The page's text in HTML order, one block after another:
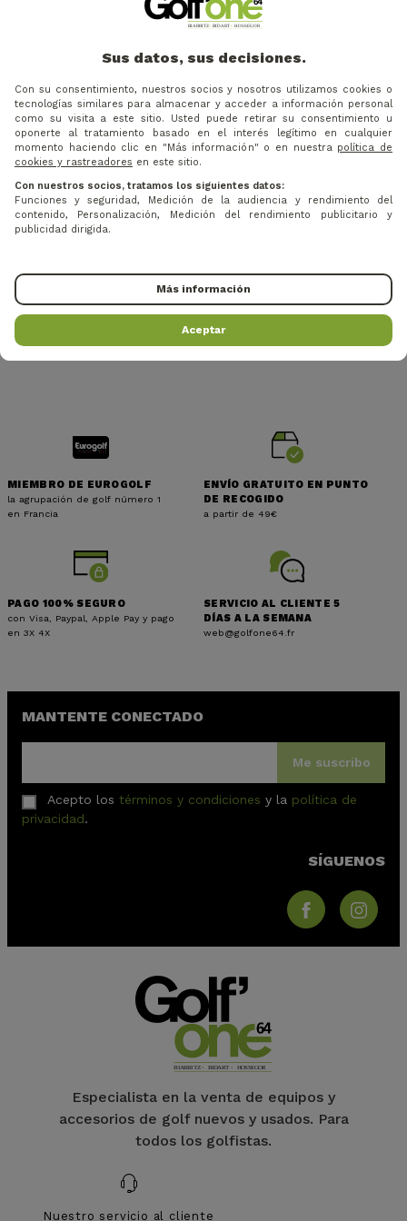
22 €
HOMBRE JUMBO MCC PLUS
-10%
WRAP JUMBO
TUS OPINIONES
MIEMBRO DE EUROGOLF
la agrupación de golf número 1
en Francia
ENVÍO GRATUITO EN PUNTO
DE RECOGIDO
a partir de 49€
PAGO 100% SEGURO
con Visa, Paypal, Apple Pay y pago
en 3X 4X
SERVICIO AL CLIENTE 5
DÍAS A LA SEMANA
web@golfone64.fr
MANTENTE CONECTADO
Me suscribo
Acepto los términos y condiciones y la política de
privacidad.
SÍGUENOS
Especialista en la venta de equipos y
accesorios de golf nuevos y usados. Para
todos los golfistas.
Nuestro servicio al cliente
Sus datos, sus decisiones.
Con su consentimiento, nuestros socios y nosotros utilizamos cookies o
tecnologías similares para almacenar y acceder a información personal
como su visita a este sitio. Usted puede retirar su consentimiento u
oponerte al tratamiento basado en el interés legítimo en cualquier
momento haciendo clic en "Más información" o en nuestra política de
cookies y rastreadores en este sitio.
Con nuestros socios, tratamos los siguientes datos:
Funciones y seguridad, Medición de la audiencia y rendimiento del
contenido, Personalización, Medición del rendimiento publicitario y
publicidad dirigida.
Más información
Aceptar